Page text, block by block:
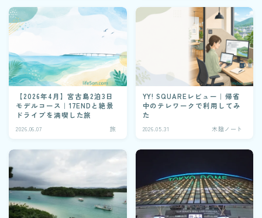
【2026年4月】宮古島2泊3日
モデルコース｜17ENDと絶景
ドライブを満喫した旅
2026.06.07 旅
YY! SQUAREレビュー｜帰省
中のテレワークで利用してみ
た
2026.05.31 木陰ノート